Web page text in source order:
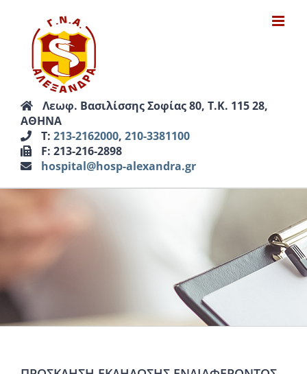
περιεχόμενο
Λεωφ. Βασιλίσσης Σοφίας 80, Τ.Κ. 115 28,
ΑΘΗΝΑ
Τ: 213-2162000, 210-3381100
F: 213-216-2898
hospital@hosp-alexandra.gr